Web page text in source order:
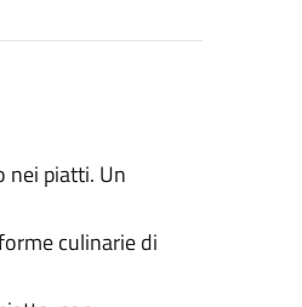
nei piatti. Un
culinarie di